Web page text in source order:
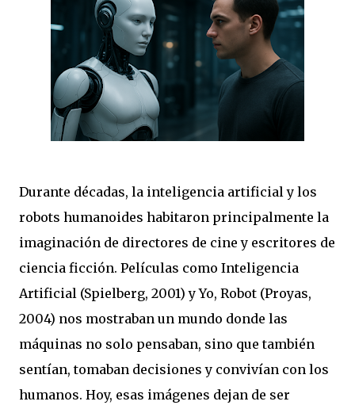
Durante décadas, la inteligencia artificial y los
robots humanoides habitaron principalmente la
imaginación de directores de cine y escritores de
ciencia ficción. Películas como Inteligencia
Artificial (Spielberg, 2001) y Yo, Robot (Proyas,
2004) nos mostraban un mundo donde las
máquinas no solo pensaban, sino que también
sentían, tomaban decisiones y convivían con los
humanos. Hoy, esas imágenes dejan de ser